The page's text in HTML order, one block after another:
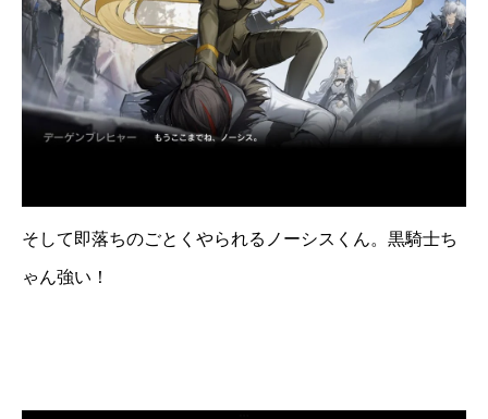
そして即落ちのごとくやられるノーシスくん。黒騎士ち
ゃん強い！